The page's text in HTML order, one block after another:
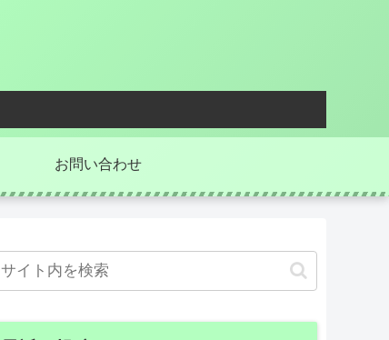
お問い合わせ